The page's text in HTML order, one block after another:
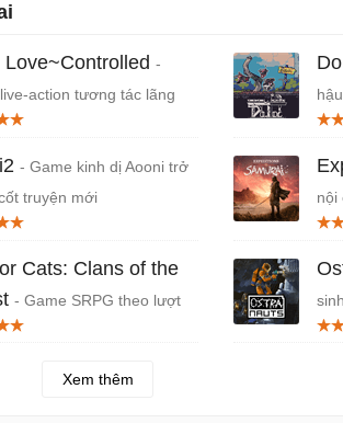
Love~Controlled -
action tương tác lãng
- Game kinh dị Aooni trở
truyện mới
Cats: Clans of the
- Game SRPG theo lượt
mèo
nội
Xem thêm